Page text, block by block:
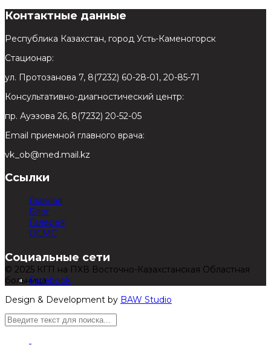
Контактные данные
Республика Казахстан, город Усть-Каменогорск
Стационар:
ул. Протозанова 7, 8(7232) 60-28-01, 20-85-71
Консультативно-диагностический центр:
пр. Ауэзова 26, 8(7232) 20-52-05
Email приемной главного врача:
vk_ob@med.mail.kz
Ссылки
Главная
Блог
Галерея
ОСМС
Социальные сети
Facebook
© 2025 КГП на ПХВ Восточно-Казахстанская Областная
больница
Design & Development by BAW Studio